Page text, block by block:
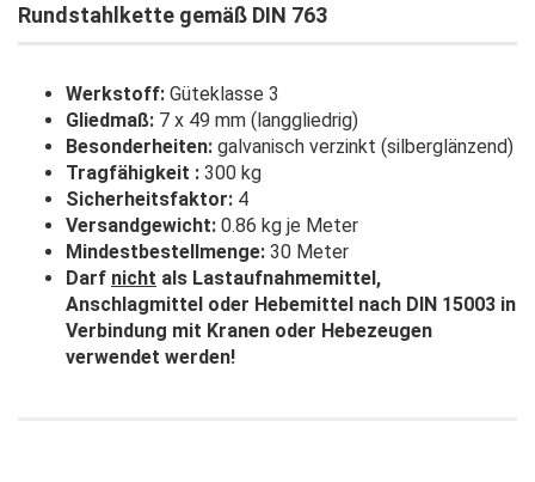
Rundstahlkette gemäß DIN 763
Werkstoff: Güteklasse 3
Gliedmaß: 7 x 49 mm (langgliedrig)
Besonderheiten: galvanisch verzinkt (silberglänzend)
Tragfähigkeit : 300 kg
Sicherheitsfaktor: 4
Versandgewicht: 0.86 kg je Meter
Mindestbestellmenge: 30 Meter
Darf nicht als Lastaufnahmemittel,
Anschlagmittel oder Hebemittel nach DIN 15003 in
Verbindung mit Kranen oder Hebezeugen
verwendet werden!